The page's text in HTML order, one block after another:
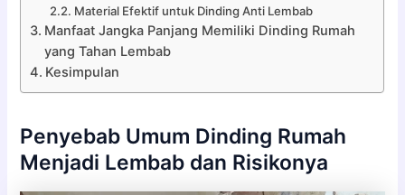
Material Efektif untuk Dinding Anti Lembab
Manfaat Jangka Panjang Memiliki Dinding Rumah
yang Tahan Lembab
Kesimpulan
Penyebab Umum Dinding Rumah
Menjadi Lembab dan Risikonya